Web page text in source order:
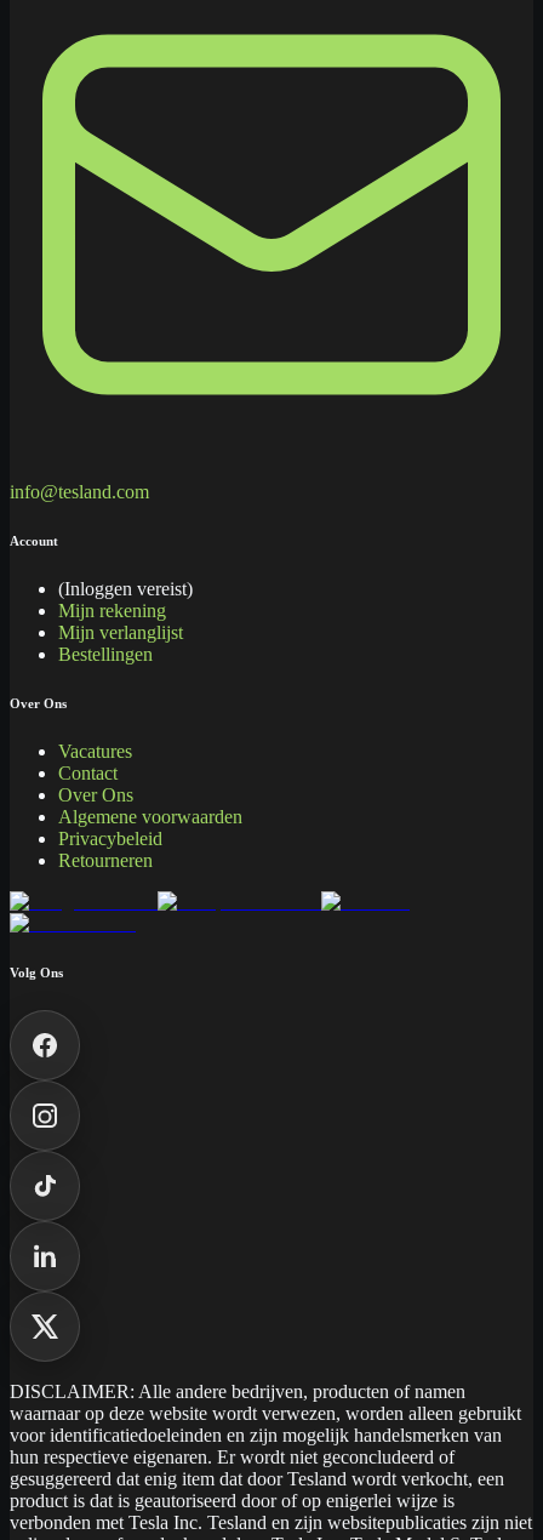
info@tesland.com
Account
(Inloggen vereist)
Mijn rekening
Mijn verlanglijst
Bestellingen
Over Ons
Vacatures
Contact
Over Ons
Algemene voorwaarden
Privacybeleid
Retourneren
Volg Ons
DISCLAIMER: Alle andere bedrijven, producten of namen
waarnaar op deze website wordt verwezen, worden alleen gebruikt
voor identificatiedoeleinden en zijn mogelijk handelsmerken van
hun respectieve eigenaren. Er wordt niet geconcludeerd of
gesuggereerd dat enig item dat door Tesland wordt verkocht, een
product is dat is geautoriseerd door of op enigerlei wijze is
verbonden met Tesla Inc. Tesland en zijn websitepublicaties zijn niet